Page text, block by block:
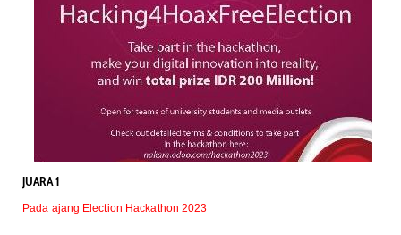
JUARA 1
Pada ajang Election Hackathon 2023